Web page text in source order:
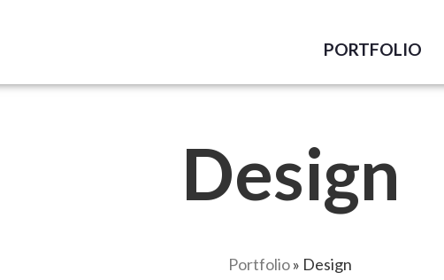
PORTFOLIO
Design
Portfolio» Design